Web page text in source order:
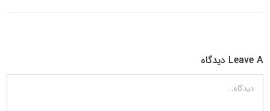
Leave A دیدگاه
دیدگاه